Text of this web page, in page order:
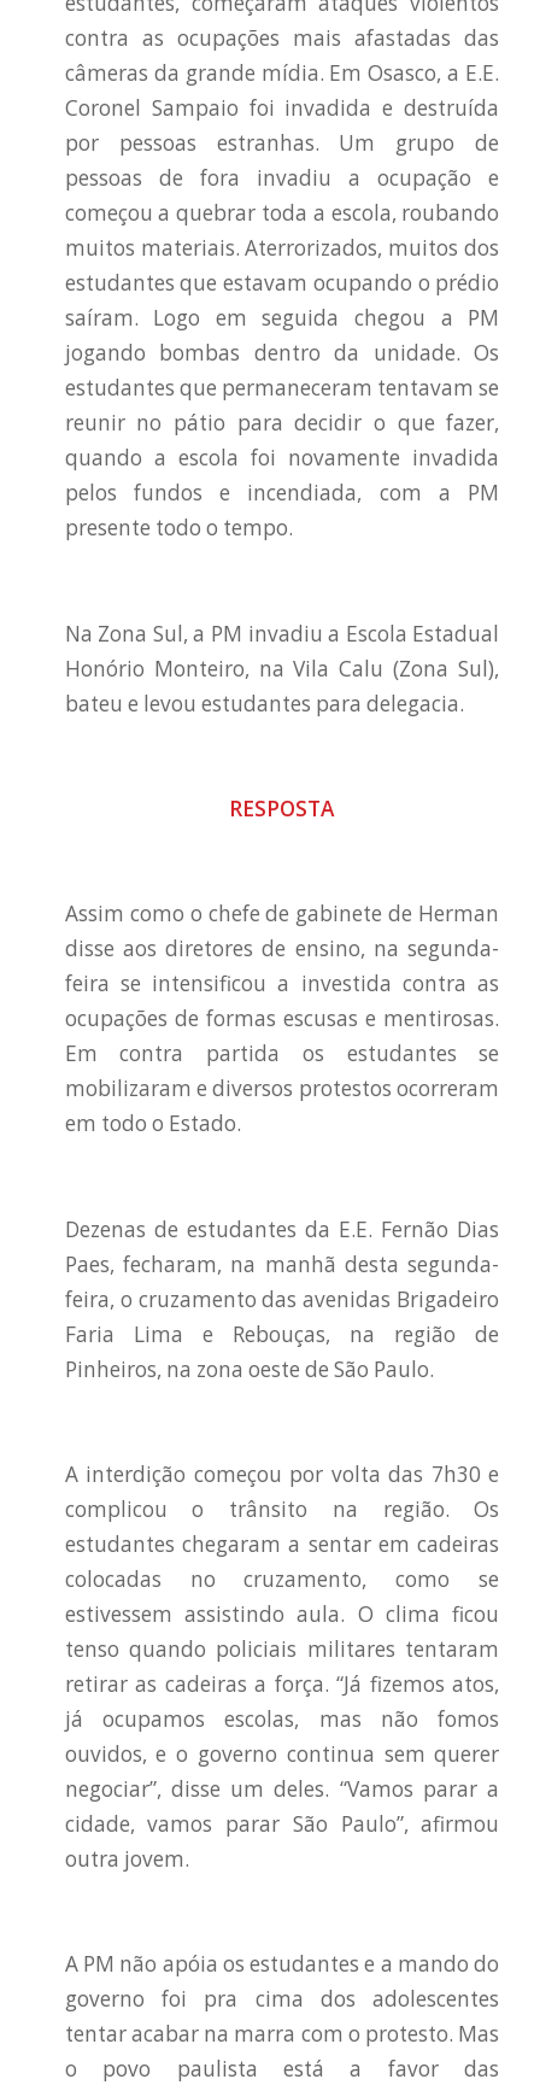
contra as ocupações mais afastadas das
câmeras da grande mídia. Em Osasco, a E.E.
Coronel Sampaio foi invadida e destruída
por pessoas estranhas. Um grupo de
pessoas de fora invadiu a ocupação e
começou a quebrar toda a escola, roubando
muitos materiais. Aterrorizados, muitos dos
estudantes que estavam ocupando o prédio
saíram. Logo em seguida chegou a PM
jogando bombas dentro da unidade. Os
estudantes que permaneceram tentavam se
reunir no pátio para decidir o que fazer,
quando a escola foi novamente invadida
pelos fundos e incendiada, com a PM
presente todo o tempo.
Na Zona Sul, a PM invadiu a Escola Estadual
Honório Monteiro, na Vila Calu (Zona Sul),
bateu e levou estudantes para delegacia.
RESPOSTA
Assim como o chefe de gabinete de Herman
disse aos diretores de ensino, na segunda-
feira se intensificou a investida contra as
ocupações de formas escusas e mentirosas.
Em contra partida os estudantes se
mobilizaram e diversos protestos ocorreram
em todo o Estado.
Dezenas de estudantes da E.E. Fernão Dias
Paes, fecharam, na manhã desta segunda-
feira, o cruzamento das avenidas Brigadeiro
Faria Lima e Rebouças, na região de
Pinheiros, na zona oeste de São Paulo.
A interdição começou por volta das 7h30 e
complicou o trânsito na região. Os
estudantes chegaram a sentar em cadeiras
colocadas no cruzamento, como se
estivessem assistindo aula. O clima ficou
tenso quando policiais militares tentaram
retirar as cadeiras a força. “Já fizemos atos,
já ocupamos escolas, mas não fomos
ouvidos, e o governo continua sem querer
negociar”, disse um deles. “Vamos parar a
cidade, vamos parar São Paulo”, afirmou
outra jovem.
A PM não apóia os estudantes e a mando do
governo foi pra cima dos adolescentes
tentar acabar na marra com o protesto. Mas
o povo paulista está a favor das